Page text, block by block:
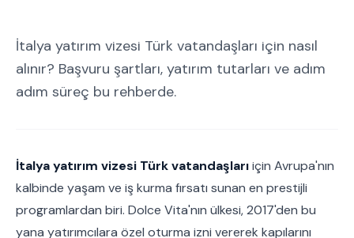
İtalya yatırım vizesi Türk vatandaşları için nasıl
alınır? Başvuru şartları, yatırım tutarları ve adım
adım süreç bu rehberde.
İtalya yatırım vizesi Türk vatandaşlarıiçin Avrupa'nın
kalbinde yaşam ve iş kurma fırsatı sunan en prestijli
programlardan biri. Dolce Vita'nın ülkesi, 2017'den bu
yana yatırımcılara özel oturma izni vererek kapılarını